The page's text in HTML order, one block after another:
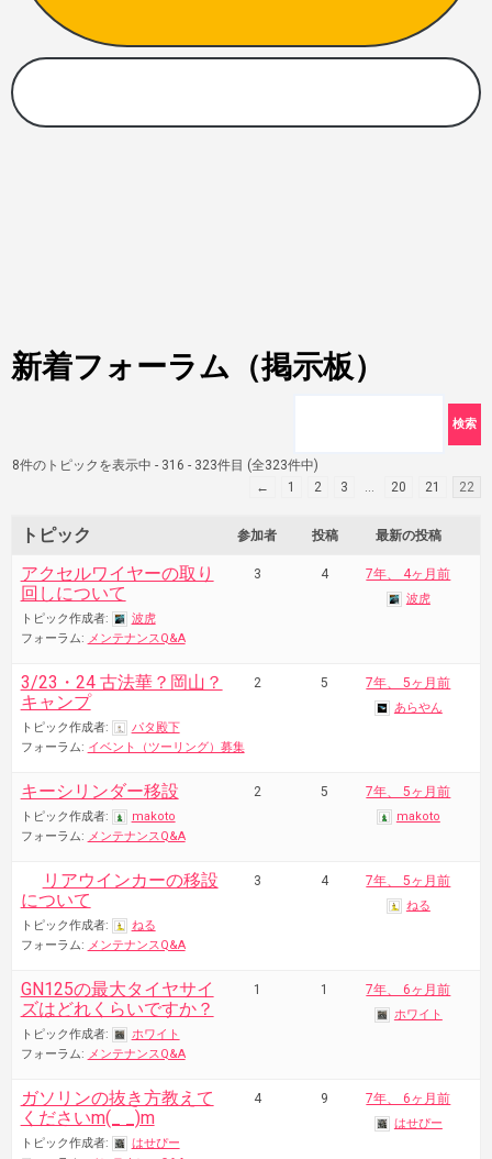
新着フォーラム（掲示板）
8件のトピックを表示中 - 316 - 323件目 (全323件中)
←
1 2 3 … 20 21 22
トピック 参加者 投稿 最新の投稿
アクセルワイヤーの取り
回しについて
トピック作成者:
波虎
フォーラム: メンテナンスQ&A
3 4 7年、 4ヶ月前
波虎
3/23・24 古法華？岡山？
キャンプ
トピック作成者:
パタ殿下
フォーラム: イベント（ツーリング）募集
2 5 7年、 5ヶ月前
あらやん
キーシリンダー移設
トピック作成者:
makoto
フォーラム: メンテナンスQ&A
2 5 7年、 5ヶ月前
makoto
リアウインカーの移設
について
トピック作成者:
ねる
フォーラム: メンテナンスQ&A
3 4 7年、 5ヶ月前
ねる
GN125の最大タイヤサイ
ズはどれくらいですか？
トピック作成者:
ホワイト
フォーラム: メンテナンスQ&A
1 1 7年、 6ヶ月前
ホワイト
ガソリンの抜き方教えて
くださいm(_ _)m
トピック作成者:
はせぴー
4 9 7年、 6ヶ月前
はせぴー